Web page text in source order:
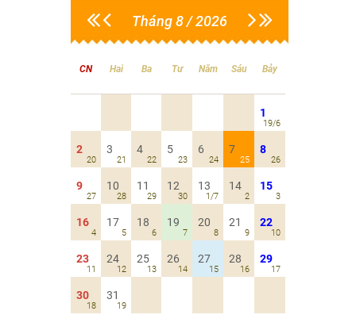
Tháng 8 / 2026
CN Hai Ba Tư Năm Sáu Bảy
1
19/6
2
20
3
21
4
22
5
23
6
24
7
25
8
26
9
27
10
28
11
29
12
30
13
1/7
14
2
15
3
16
4
17
5
18
6
19
7
20
8
21
9
22
10
23
11
24
12
25
13
26
14
27
15
28
16
29
17
30
18
31
19